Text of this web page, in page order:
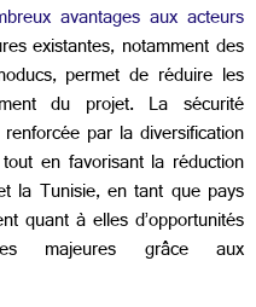
avantages aux acteurs
existantes, notamment des
permet de réduire les
du projet. La sécurité
par la diversification
en favorisant la réduction
la Tunisie, en tant que pays
quant à elles d’opportunités
majeures grâce aux